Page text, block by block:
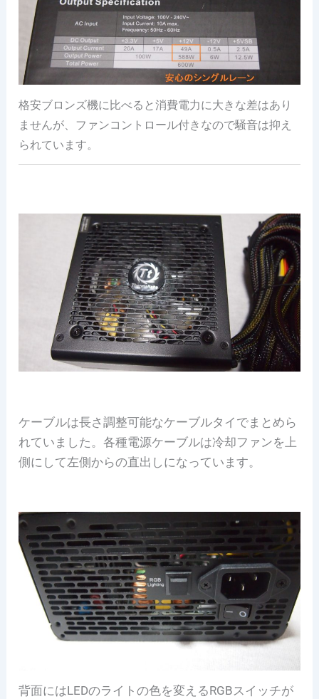
格安ブロンズ機に比べると消費電力に大きな差はあり
ませんが、ファンコントロール付きなので騒音は抑え
られています。
ケーブルは長さ調整可能なケーブルタイでまとめら
れていました。各種電源ケーブルは冷却ファンを上
側にして左側からの直出しになっています。
背面にはLEDのライトの色を変えるRGBスイッチが